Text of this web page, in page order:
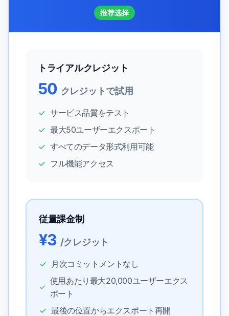
推荐选择
トライアルクレジット
50 クレジットで試用
サービス品質をテスト
最大50ユーザーエクスポート
すべてのデータ形式利用可能
フル機能アクセス
従量課金制
¥3 /クレジット
月次コミットメントなし
使用あたり最大20,000ユーザーエクス
ポート
最後の位置からエクスポート再開